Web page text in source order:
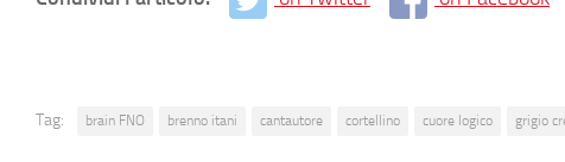
Tag: brain FNO brenno itani cantautore cortellino cuore logico grigio